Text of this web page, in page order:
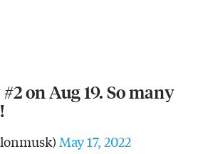
on Aug 19. So many
May 17, 2022